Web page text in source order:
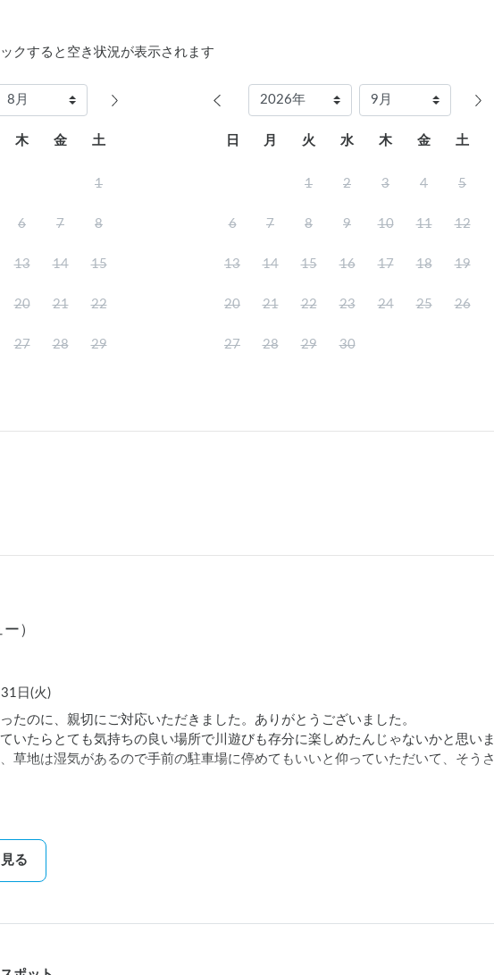
クすると空き状況が表示されます
木 金 土
1
6 7 8
13 14 15
20 21 22
27 28 29
日 月 火 水 木 金 土
1 2 3 4 5
6 7 8 9 10 11 12
13 14 15 16 17 18 19
20 21 22 23 24 25 26
27 28 29 30
）
日(火)
たのに、親切にご対応いただきました。ありがとうございました。
いたらとても気持ちの良い場所で川遊びも存分に楽しめたんじゃないかと思いま
草地は湿気があるので手前の駐車場に停めてもいいと仰っていただいて、そうさ
で伺えたらと思います。
る